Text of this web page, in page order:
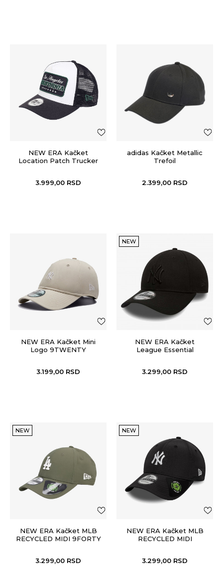
NEW ERA Kačket
Location Patch Trucker
3.999,00 RSD
adidas Kačket Metallic
Trefoil
2.399,00 RSD
NEW ERA Kačket Mini
Logo 9TWENTY
3.199,00 RSD
NEW
NEW ERA Kačket
League Essential
3.299,00 RSD
NEW
NEW ERA Kačket MLB
RECYCLED MIDI 9FORTY
3.299,00 RSD
NEW
NEW ERA Kačket MLB
RECYCLED MIDI
3.299,00 RSD